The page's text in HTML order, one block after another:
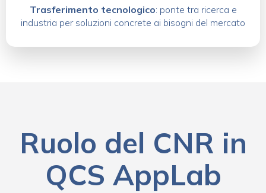
Trasferimento tecnologico: ponte tra ricerca e
industria per soluzioni concrete ai bisogni del mercato
Ruolo del CNR in
QCS AppLab